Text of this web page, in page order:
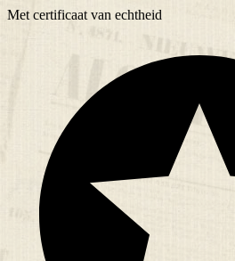
Met certificaat van echtheid